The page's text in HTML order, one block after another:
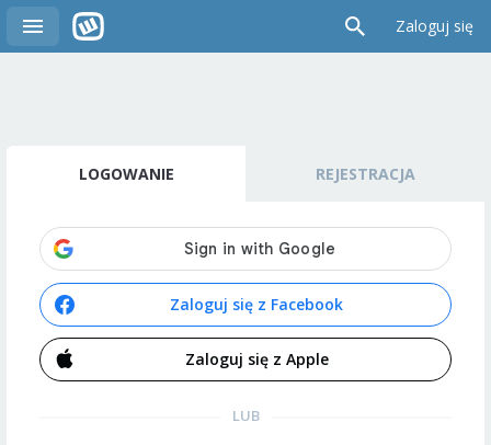
Zaloguj się
LOGOWANIE REJESTRACJA
Zaloguj się z Facebook
Zaloguj się z Apple
LUB